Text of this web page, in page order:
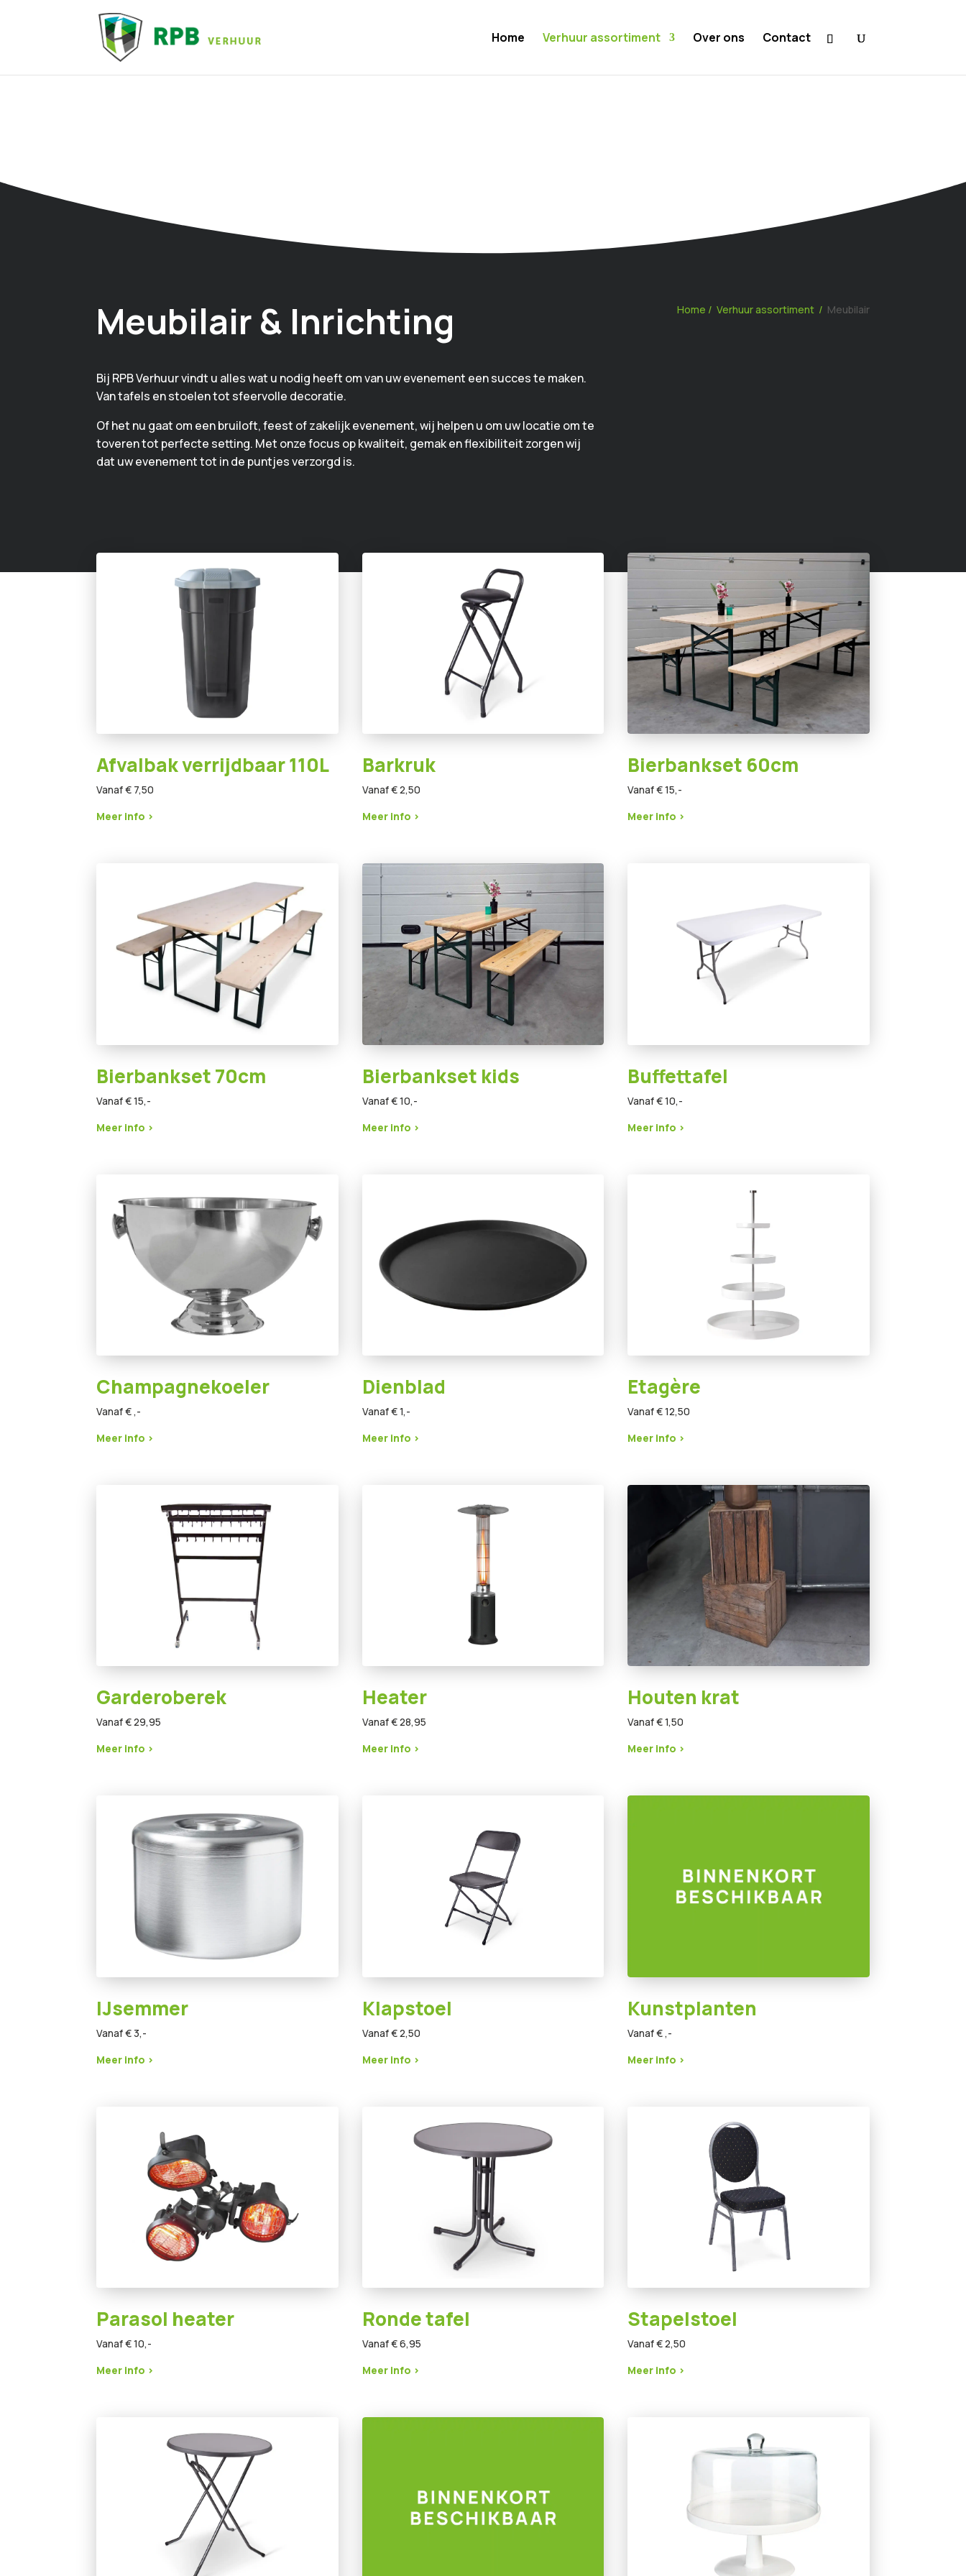
Home Verhuur assortiment Over ons Contact
Meubilair & Inrichting Home / Verhuur assortiment/ Meubilair
Bij RPB Verhuur vindt u alles wat u nodig heeft om van uw evenement een succes te maken.
Van tafels en stoelen tot sfeervolle decoratie.
Of het nu gaat om een bruiloft, feest of zakelijk evenement, wij helpen u om uw locatie om te
toveren tot perfecte setting. Met onze focus op kwaliteit, gemak en flexibiliteit zorgen wij
dat uw evenement tot in de puntjes verzorgd is.
Afvalbak verrijdbaar 110L
Vanaf € 7,50
Meer info >
Barkruk
Vanaf € 2,50
Meer info >
Bierbankset 60cm
Vanaf € 15,-
Meer info >
Bierbankset 70cm
Vanaf € 15,-
Meer info >
Bierbankset kids
Vanaf € 10,-
Meer info >
Buffettafel
Vanaf € 10,-
Meer info >
Champagnekoeler
Vanaf € ,-
Meer info >
Dienblad
Vanaf € 1,-
Meer info >
Etagère
Vanaf € 12,50
Meer info >
Garderoberek
Vanaf € 29,95
Meer info >
Heater
Vanaf € 28,95
Meer info >
Houten krat
Vanaf € 1,50
Meer info >
IJsemmer
Vanaf € 3,-
Meer info >
Klapstoel
Vanaf € 2,50
Meer info >
Kunstplanten
Vanaf € ,-
Meer info >
Parasol heater
Vanaf € 10,-
Meer info >
Ronde tafel
Vanaf € 6,95
Meer info >
Stapelstoel
Vanaf € 2,50
Meer info >